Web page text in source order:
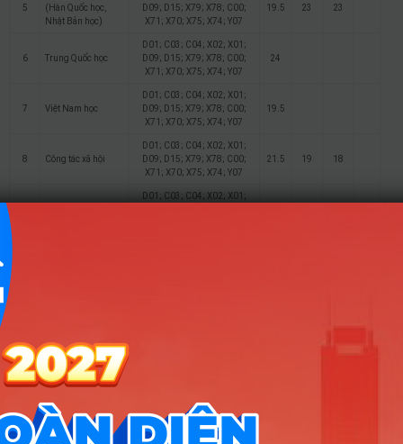
5
(Hàn Quốc học,
Nhật Bản học)
D09; D15; X79; X78; C00;
X71; X70; X75; X74; Y07
19.5 23 23
6 Trung Quốc học
D01; C03; C04; X02; X01;
D09; D15; X79; X78; C00;
X71; X70; X75; X74; Y07
24
7 Việt Nam học
D01; C03; C04; X02; X01;
D09; D15; X79; X78; C00;
X71; X70; X75; X74; Y07
19.5
8 Công tác xã hội
D01; C03; C04; X02; X01;
D09; D15; X79; X78; C00;
X71; X70; X75; X74; Y07
21.5 19 18
D01; C03; C04; X02; X01;